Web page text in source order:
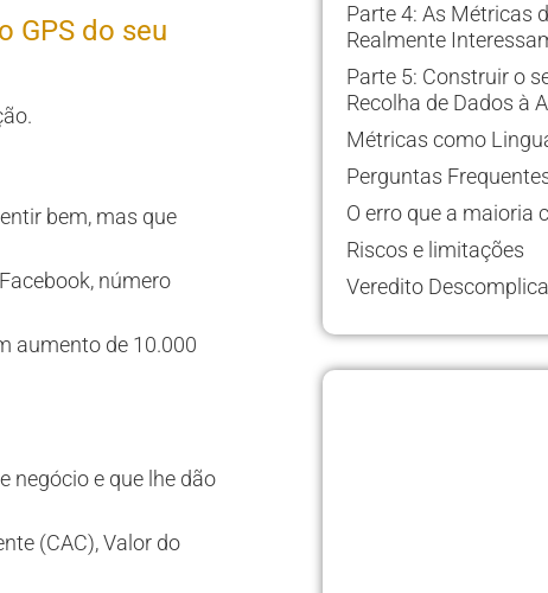
GPS do seu
bem, mas que
número
aumento de 10.000
negócio e que lhe dão
(CAC), Valor do
Parte 4: As Métricas
Realmente
Parte 5: Construir o
Recolha de Dados à
Métricas como
Perguntas
O erro que a maioria
Riscos e limitações
Veredito